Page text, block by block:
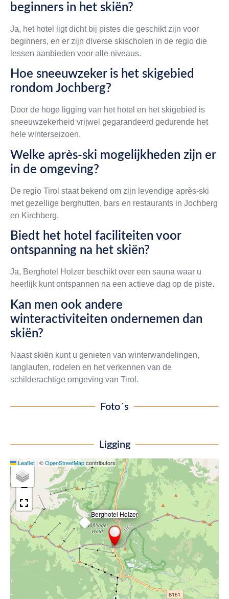
beginners in het skiën?
Ja, het hotel ligt dicht bij pistes die geschikt zijn voor
beginners, en er zijn diverse skischolen in de regio die
lessen aanbieden voor alle niveaus.
Hoe sneeuwzeker is het skigebied
rondom Jochberg?
Door de hoge ligging van het hotel en het skigebied is
sneeuwzekerheid vrijwel gegarandeerd gedurende het
hele winterseizoen.
Welke après-ski mogelijkheden zijn er
in de omgeving?
De regio Tirol staat bekend om zijn levendige après-ski
met gezellige berghutten, bars en restaurants in Jochberg
en Kirchberg.
Biedt het hotel faciliteiten voor
ontspanning na het skiën?
Ja, Berghotel Holzer beschikt over een sauna waar u
heerlijk kunt ontspannen na een actieve dag op de piste.
Kan men ook andere
winteractiviteiten ondernemen dan
skiën?
Naast skiën kunt u genieten van winterwandelingen,
langlaufen, rodelen en het verkennen van de
schilderachtige omgeving van Tirol.
Foto´s
Ligging
Berghotel Holzer
×
+
−
Leaflet | ©OpenStreetMapcontributors